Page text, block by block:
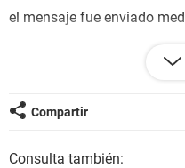
el mensaje fue enviado
me gustaría saber si la
Compartir
Consulta también: